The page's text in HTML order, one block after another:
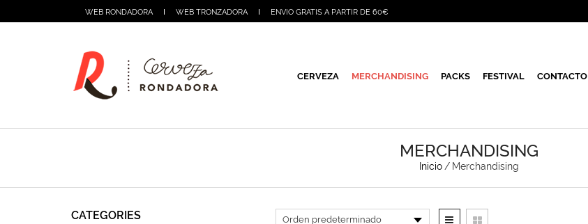
WEB RONDADORA WEB TRONZADORA ENVIO GRATIS A PARTIR DE 60€
CERVEZA MERCHANDISING PACKS FESTIVAL CONTACTO
MERCHANDISING
Inicio / Merchandising
CATEGORIES